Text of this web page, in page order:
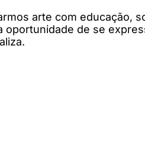
arte com educação,
de se